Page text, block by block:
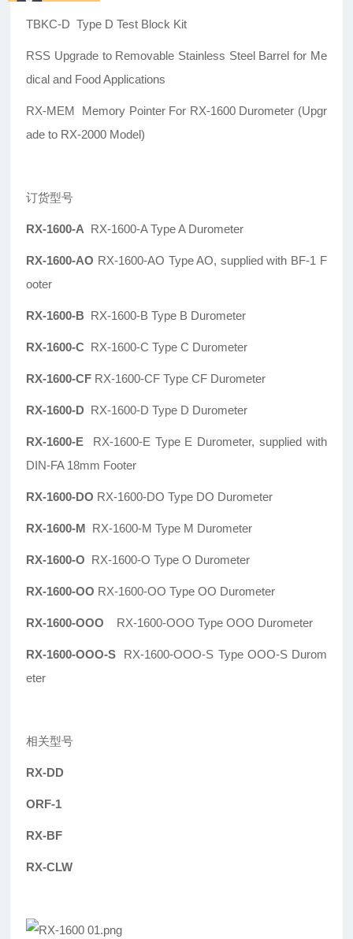
TBKC-D Type D Test Block Kit
RSS Upgrade to Removable Stainless Steel Barrel for Me
dical and Food Applications
RX-MEM Memory Pointer For RX-1600 Durometer (Upgr
ade to RX-2000 Model)
订货型号
RX-1600-A RX-1600-A Type A Durometer
RX-1600-AO RX-1600-AO Type AO, supplied with BF-1 F
ooter
RX-1600-B RX-1600-B Type B Durometer
RX-1600-C RX-1600-C Type C Durometer
RX-1600-CF RX-1600-CF Type CF Durometer
RX-1600-D RX-1600-D Type D Durometer
RX-1600-E RX-1600-E Type E Durometer, supplied with
DIN-FA 18mm Footer
RX-1600-DO RX-1600-DO Type DO Durometer
RX-1600-M RX-1600-M Type M Durometer
RX-1600-O RX-1600-O Type O Durometer
RX-1600-OO RX-1600-OO Type OO Durometer
RX-1600-OOO RX-1600-OOO Type OOO Durometer
RX-1600-OOO-S RX-1600-OOO-S Type OOO-S Durom
eter
相关型号
RX-DD
ORF-1
RX-BF
RX-CLW